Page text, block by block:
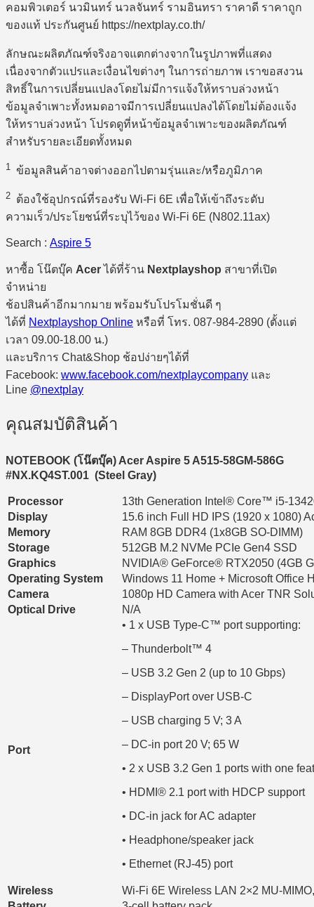
ลักษณะผลิตภัณฑ์จริงอาจแตกต่างจากในรูปภาพที่แสดง
เนื่องจากตัวแปรและเงื่อนไขต่างๆ ในการถ่ายภาพ เราขอสงวน
สิทธิ์ในการเปลี่ยนแปลงโดยไม่มีการแจ้งให้ทราบล่วงหน้า
ข้อมูลจำเพาะทั้งหมดอาจมีการเปลี่ยนแปลงได้โดยไม่ต้องแจ้ง
ให้ทราบล่วงหน้า โปรดดูที่หน้าข้อมูลจำเพาะของผลิตภัณฑ์
สำหรับรายละเอียดทั้งหมด
1 ข้อมูลสินค้าอาจต่างออกไปตามรุ่นและ/หรือภูมิภาค
2 ต้องใช้อุปกรณ์ที่รองรับ Wi-Fi 6E เพื่อให้เข้าถึงระดับ
ความเร็ว/ประโยชน์ที่ระบุไว้ของ Wi-Fi 6E (N802.11ax)
Search : Aspire 5
หาซื้อ โน๊ตบุ๊ค Acerได้ที่ร้าน Nextplayshop สาขาที่เปิด
จำหน่าย
ช้อปสินค้าอีกมากมาย พร้อมรับโปรโมชั่นดี ๆ
ได้ที่ Nextplayshop Online หรือที่ โทร. 087-984-2890 (ตั้งแต่
เวลา 09.00-18.00 น.)
และบริการ Chat&Shop ช้อปง่ายๆได้ที่
Facebook: www.facebook.com/nextplaycompany และ
Line @nextplay
คุณสมบัติสินค้า
NOTEBOOK (โน๊ตบุ๊ค) Acer Aspire 5 A515-58GM-586G
#NX.KQ4ST.001 (Steel Gray)
Processor
13th Generation Intel® Core™ i5-
Display
15.6 inch Full HD IPS (1920 x 1080)
Memory
RAM 8GB DDR4 (1x8GB SO-DIMM)
Storage
512GB M.2 NVMe PCIe Gen4 SSD
Graphics
NVIDIA® GeForce® RTX2050 (4GB
Operating System
Windows 11 Home + Microsoft Office
Camera
1080p HD Camera with Acer TNR
Optical Drive
N/A
Port
• 1 x USB Type-C™ port supporting:
– Thunderbolt™ 4
– USB 3.2 Gen 2 (up to 10 Gbps)
– DisplayPort over USB-C
– USB charging 5 V; 3 A
– DC-in port 20 V; 65 W
• 2 x USB 3.2 Gen 1 ports with one
• HDMI® 2.1 port with HDCP support
• DC-in jack for AC adapter
• Headphone/speaker jack
• Ethernet (RJ-45) port
Wireless
Wi-Fi 6E Wireless LAN 2×2 MU-